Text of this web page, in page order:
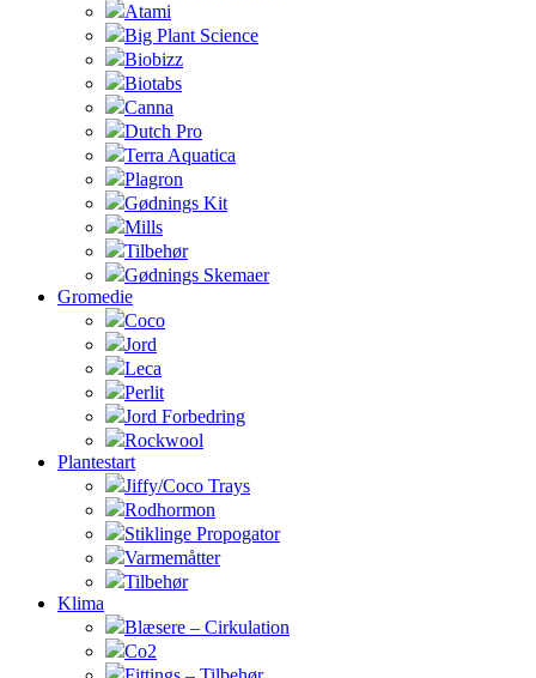
Atami
Big Plant Science
Biobizz
Biotabs
Canna
Dutch Pro
Terra Aquatica
Plagron
Gødnings Kit
Mills
Tilbehør
Gødnings Skemaer
Gromedie
Coco
Jord
Leca
Perlit
Jord Forbedring
Rockwool
Plantestart
Jiffy/Coco Trays
Rodhormon
Stiklinge Propogator
Varmemåtter
Tilbehør
Klima
Blæsere – Cirkulation
Co2